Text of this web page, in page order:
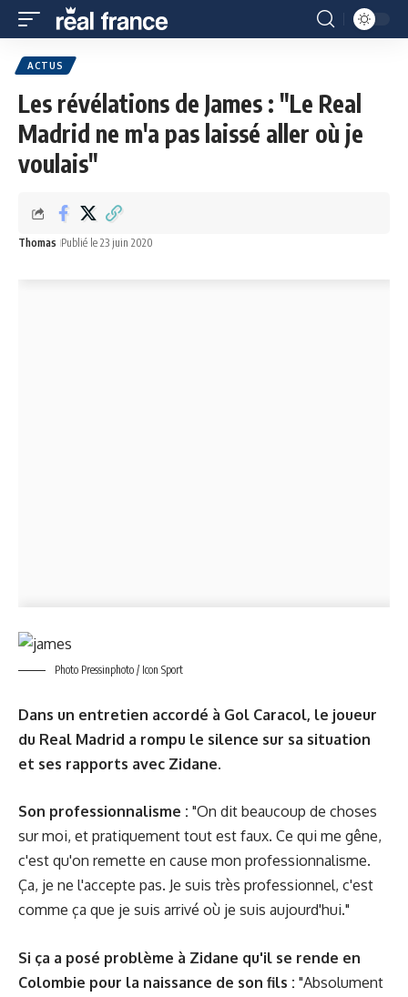
ACTUS
Les révélations de James : "Le Real
Madrid ne m'a pas laissé aller où je
voulais"
Thomas Publié le 23 juin 2020
Photo Pressinphoto / Icon Sport
Dans un entretien accordé à Gol Caracol, le joueur
du Real Madrid a rompu le silence sur sa situation
et ses rapports avec Zidane.
Son professionnalisme : "On dit beaucoup de choses
sur moi, et pratiquement tout est faux. Ce qui me gêne,
c'est qu'on remette en cause mon professionnalisme.
Ça, je ne l'accepte pas. Je suis très professionnel, c'est
comme ça que je suis arrivé où je suis aujourd'hui."
Si ça a posé problème à Zidane qu'il se rende en
Colombie pour la naissance de son fils : "Absolument